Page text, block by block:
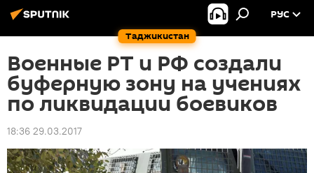
Таджикистан
РУС
Военные РТ и РФ создали
буферную зону на учениях
по ликвидации боевиков
18:36 29.03.2017